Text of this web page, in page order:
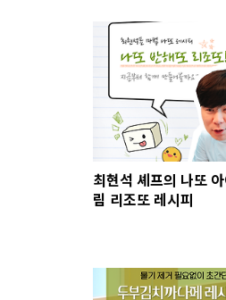
최현석 셰프의 나또
림 리조또 레시피